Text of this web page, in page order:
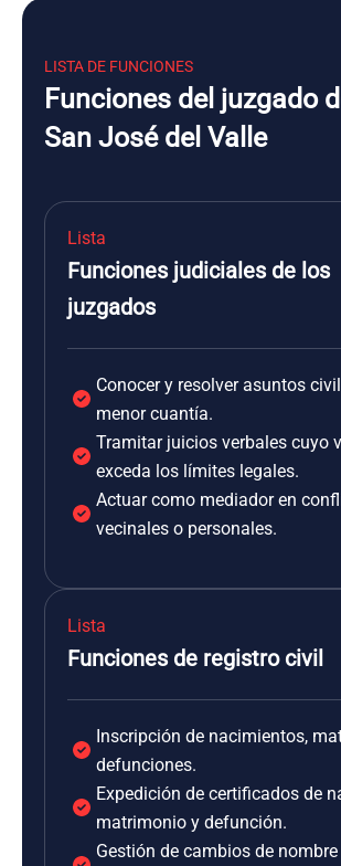
LISTA DE FUNCIONES
Funciones del juzgado
San José del Valle
Lista
Funciones judiciales de los
juzgados
Conocer y resolver asuntos
menor cuantía.
Tramitar juicios verbales cuyo
exceda los límites legales.
Actuar como mediador en
vecinales o personales.
Lista
Funciones de registro civil
Inscripción de nacimientos,
defunciones.
Expedición de certificados de
matrimonio y defunción.
Gestión de cambios de